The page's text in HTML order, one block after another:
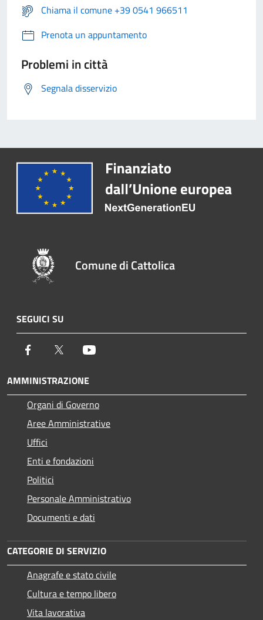
Chiama il comune +39 0541 966511
Prenota un appuntamento
Problemi in città
Segnala disservizio
Comune di Cattolica
SEGUICI SU
Facebook Twitter
AMMINISTRAZIONE
Organi di Governo
Aree Amministrative
Uffici
Enti e fondazioni
Politici
Personale Amministrativo
Documenti e dati
CATEGORIE DI SERVIZIO
Anagrafe e stato civile
Cultura e tempo libero
Vita lavorativa